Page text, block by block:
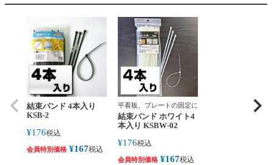
結束バンド 4本入り
KSB-2
¥176税込
会員特別価格 ¥167税込
平看板、プレートの固定に
結束バンド ホワイト4
本入り KSBW-02
¥176税込
会員特別価格 ¥167税込